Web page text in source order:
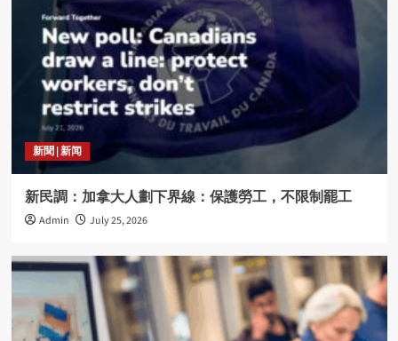
新聞 | 新闻
新民調：加拿大人劃下界線：保護勞工，不限制罷工
Admin July 25, 2026